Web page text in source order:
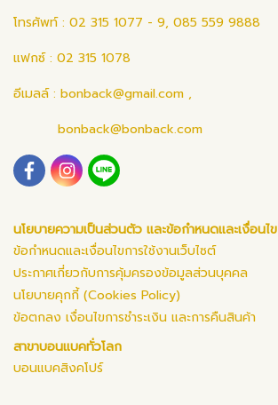
โทรศัพท์ : 02 315 1077 - 9, 085 559 9888
แฟกซ์ : 02 315 1078
อีเมลล์ : bonback@gmail.com ,
bonback@bonback.com
นโยบายความเป็นส่วนตัว และข้อกำหนดและเงื่อนไข
ข้อกำหนดและเงื่อนไขการใช้งานเว็บไซต์
ประกาศเกี่ยวกับการคุ้มครองข้อมูลส่วนบุคคล
นโยบายคุกกี้ (Cookies Policy)
ข้อตกลง เงื่อนไขการชำระเงิน และการคืนสินค้า
สาขาบอนแบคทั่วโลก
บอนแบคสิงคโปร์